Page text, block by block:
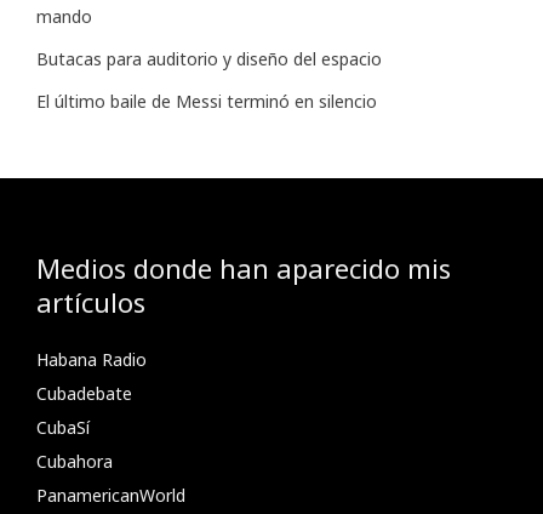
mando
Butacas para auditorio y diseño del espacio
El último baile de Messi terminó en silencio
Medios donde han aparecido mis
artículos
Habana Radio
Cubadebate
CubaSí
Cubahora
PanamericanWorld